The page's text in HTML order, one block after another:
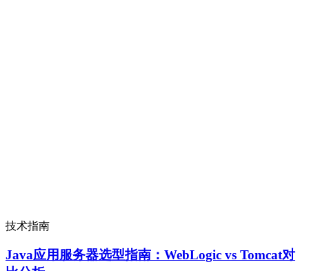
技术指南
Java应用服务器选型指南：WebLogic vs Tomcat对